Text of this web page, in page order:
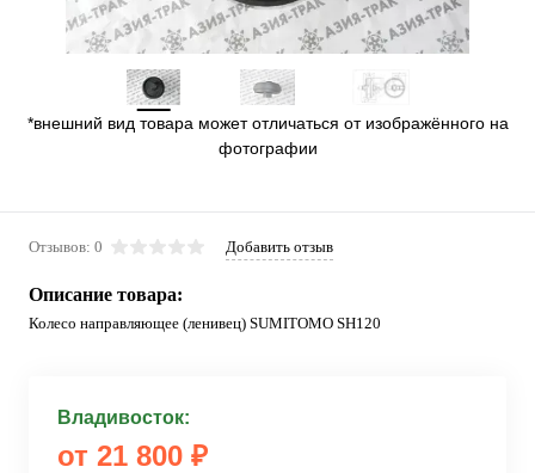
*внешний вид товара может отличаться от изображённого на
фотографии
Отзывов: 0 Добавить отзыв
Описание товара:
Колесо направляющее (ленивец) SUMITOMO SH120
Владивосток:
от 21 800 ₽